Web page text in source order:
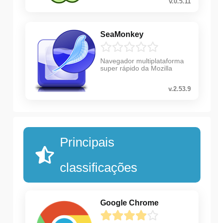
SeaMonkey
Navegador multiplataforma
super rápido da Mozilla
v.2.53.9
Principais
classificações
Google Chrome